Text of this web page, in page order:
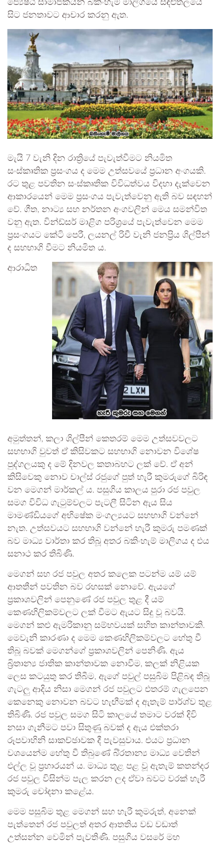
ජ්‍යෙෂ්ඨ සාමාජිකයන් බකිංහැම් මාලිගයේ සඳළුතලයේ
සිට ජනතාවට ආචාර කරනු ඇත.
මැයි 7 වැනි දින රාත්‍රියේ පැවැත්වීමට නියමිත
සංස්කෘතික ප්‍රසංගය ද මෙම උත්සවයේ ප්‍රධාන අංගයකි.
රට තුළ පවතින සංස්කෘතික විවිධත්වය විදහා දැක්වෙන
ආකාරයෙන් මෙම ප්‍රසංගය පැවැත්වෙනු ඇති බව සඳහන්
වේ. ගීත, නාට්‍ය සහ නර්තන අංගවලින් මෙය සමන්විත
වනු ඇත. වින්ඩ්සර් මාළිග පරිශ්‍රයේ පැවැත්වෙන මෙම
ප්‍රසංගයට කේටි පෙරී, ලයනල් රිචී වැනි ජනප්‍රිය ශිල්පීන්
ද සහභාගි වීමට නියමිත ය.
ආරාධිත
අමුත්තන්, කලා ශිල්පීන් කෙතරම් මෙම උත්සවවලට
සහභාගි වුවත් ඒ කිසිවකට සහභාගි නොවන විශේෂ
පුද්ගලයකු ද මේ දිනවල කතාබහට ලක් වේ. ඒ අන්
කිසිවෙකු නොව චාල්ස් රජුගේ පුත් හැරී කුමරුගේ බිරිඳ
වන මෙගන් මාර්කල් ය. පසුගිය කාලය පුරා රජ පවුල
සමග විවිධ ගැටුම්වලට පැටලී සිටින ඇය සිය
මාමණ්ඩියගේ අභිෂේක මංගල්‍යයට සහභාගි වන්නේ
නැත. උත්සවයට සහභාගි වන්නේ හැරී කුමරු පමණක්
බව මාධ්‍ය වාර්තා කර තිබූ අතර බකිංහැම් මාලිගය ද එය
සනාථ කර තිබිණි.
මෙගන් සහ රජ පවුල අතර කලෙක පටන්ම යම් යම්
ආතතීන් පවතින බව රහසක් නොවේ. ඇයගේ
ප්‍රකාශවලින් පෙනුණේ රජ පවුල තුළ දී යම්
කෙණහිලිකම්වලට ලක් වීමට ඇයට සිදු වූ බවයි.
මෙගන් කළු ඇමරිකානු සම්භවයක් සහිත කාන්තාවකි.
මෙවැනි කාරණා ද මෙම කෙණහිලිකම්වලට හේතු වී
තිබූ බවක් මෙගන්ගේ ප්‍රකාශවලින් පෙනිණි. ඇය
බ්‍රිතාන්‍ය ජාතික කාන්තාවක නොවීම, කලක් නිළියක
ලෙස කටයුතු කර තිබීම, ඇගේ පවුල් පසුබිම පිළිබඳ තිබූ
ගැටලු ආදිය නිසා මෙගන් රජ පවුලට එතරම් ගැලපෙන
කෙනෙකු නොවන බවට හැඟීමක් ද ඇතැම් පාර්ශ්ව තුළ
තිබිණි. රජ පවුල සමග සිටි කාලයේ තමාට වරක් දිවි
නසා ගැනීමට පවා සිතුණු බවක් ද ඇය එක්තරා
රූපවාහිනි සාකච්ඡාවක දී පැවසුවාය. එයට ප්‍රධාන
වශයෙන්ම හේතු වී තිබුණේ බි්‍රතාන්‍ය මාධ්‍ය වෙතින්
එල්ල වූ ප්‍රහාරයන් ය. මාධ්‍ය තුළ පළ වූ ඇතැම් කතන්දර
රජ පවුල විසින්ම පැල කරන ලද ඒවා බවට වරක් හැරී
කුමරු චෝදනා කළේය.
මෙම පසුබිම තුළ මෙගන් සහ හැරී කුමරුත්, අනෙක්
පැත්තෙන් රජ පවුලත් අතර ආතතිය වඩ වඩාත්
උත්සන්න වෙමින් පැවතිණි. පසුගිය වසරේ මහ